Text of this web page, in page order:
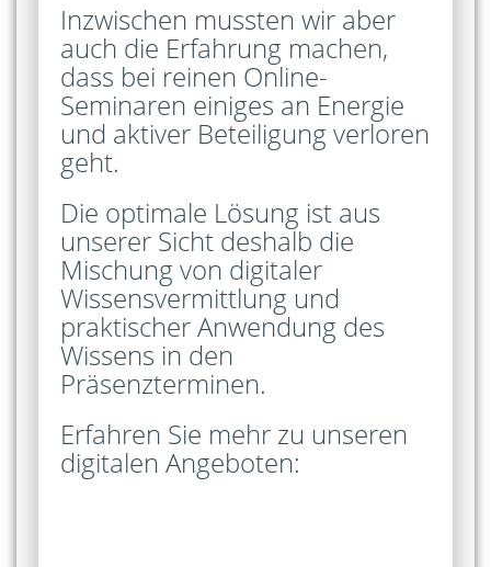
Inzwischen mussten wir aber
auch die Erfahrung machen,
dass bei reinen Online-
Seminaren einiges an Energie
und aktiver Beteiligung verloren
geht.
Die optimale Lösung ist aus
unserer Sicht deshalb die
Mischung von digitaler
Wissensvermittlung und
praktischer Anwendung des
Wissens in den
Präsenzterminen.
Erfahren Sie mehr zu unseren
digitalen Angeboten: